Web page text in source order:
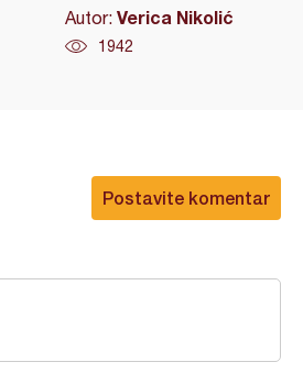
Autor: Verica Nikolić
1942
Postavite komentar